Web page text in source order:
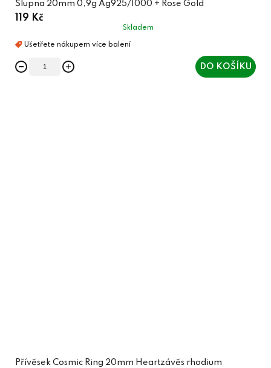
Šlupna 20mm 0,9g Ag925/1000 + Rose Gold
119 Kč
Skladem
DO KOŠÍKU
Přívěsek Cosmic Ring 20mm Heartzávěs rhodium